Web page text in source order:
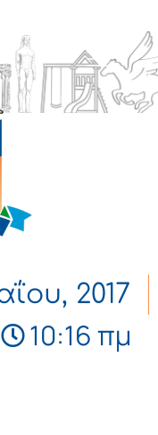
2017
10:16 πμ